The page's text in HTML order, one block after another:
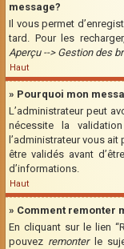
message?
Il vous permet
tard. Pour les
Aperçu --> Gestion des
Haut
» Pourquoi mon
L’administrateur peut
nécessite la
l’administrateur vous
être validés avant
d’informations.
Haut
» Comment remonter
En cliquant sur le lien
pouvez remonterle